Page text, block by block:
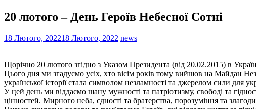
20 лютого – День Героїв Небесної Сотні
18 Лютого, 202218 Лютого, 2022 news
Щорічно 20 лютого згідно з Указом Президента (від 20.02.2015) в
Цього дня ми згадуємо усіх, хто вісім років тому вийшов на Майдан
української історії стала символом незламності та джерелом сили для
У цей день ми віддаємо шану мужності та патріотизму, свободі та
цінностей. Мирного неба, єдності та братерства, порозуміння та